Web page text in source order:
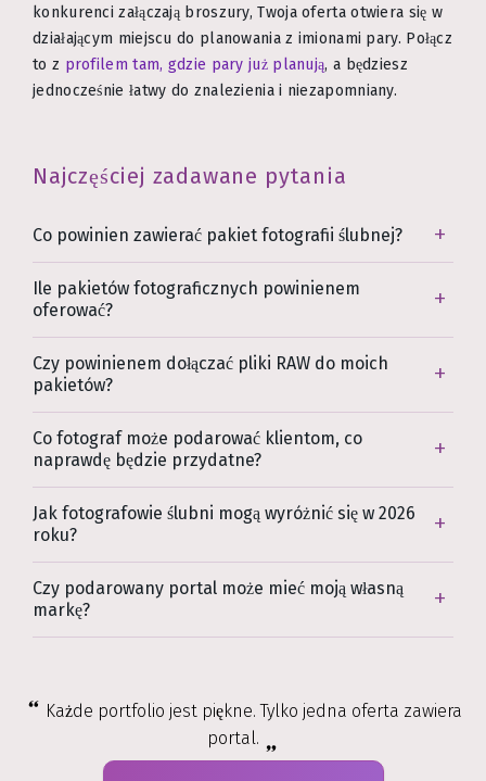
konkurenci załączają broszury, Twoja oferta otwiera się w
działającym miejscu do planowania z imionami pary. Połącz
to z profilem tam, gdzie pary już planują, a będziesz
jednocześnie łatwy do znalezienia i niezapomniany.
Najczęściej zadawane pytania
Co powinien zawierać pakiet fotografii ślubnej?
Ile pakietów fotograficznych powinienem
oferować?
Czy powinienem dołączać pliki RAW do moich
pakietów?
Co fotograf może podarować klientom, co
naprawdę będzie przydatne?
Jak fotografowie ślubni mogą wyróżnić się w 2026
roku?
Czy podarowany portal może mieć moją własną
markę?
Każde portfolio jest piękne. Tylko jedna oferta zawiera
portal.